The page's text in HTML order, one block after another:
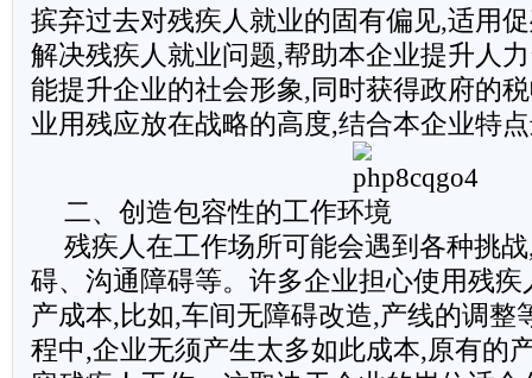
摈弃过去对残疾人就业的固有偏见,适用
解决残疾人就业问题,帮助本企业提升人
能提升企业的社会形象,同时获得政府的
业用残应放在战略的高度,结合本企业特
二、创造包容性的工作环境
残疾人在工作场所可能会遇到各种挑
碍、沟通障碍等。许多企业担心使用残
产成本,比如,车间无障碍改造,产线的调整
程中,企业无须产生太多如此成本,原有的